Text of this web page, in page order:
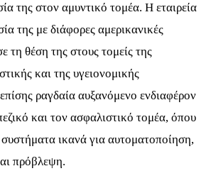
της στον αμυντικό τομέα. Η εταιρεία
της με διάφορες αμερικανικές
τη θέση της στους τομείς της
και της υγειονομικής
ραγδαία αυξανόμενο ενδιαφέρον
και τον ασφαλιστικό τομέα, όπου
συστήματα ικανά για αυτοματοποίηση,
πρόβλεψη.